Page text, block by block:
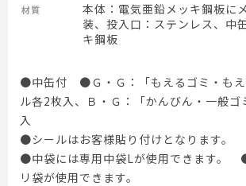
材質
本体：電気亜鉛メッキ鋼板に
装、投入口：ステンレス、中
キ鋼板
●中缶付 ●Ｇ・Ｇ：「もえるゴミ・もえ
ル各2枚入、Ｂ・Ｇ：「かんびん・一般ゴ
入
●シールはお客様貼り付けとなります。
●中袋には専用中袋Lが使用できます。
リ袋が使用できます。